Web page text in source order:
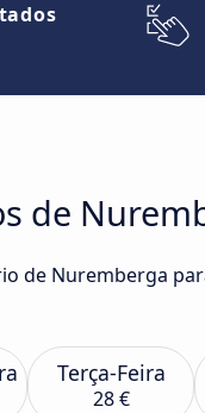
de
de Nuremberga
Terça-Feira
28 €